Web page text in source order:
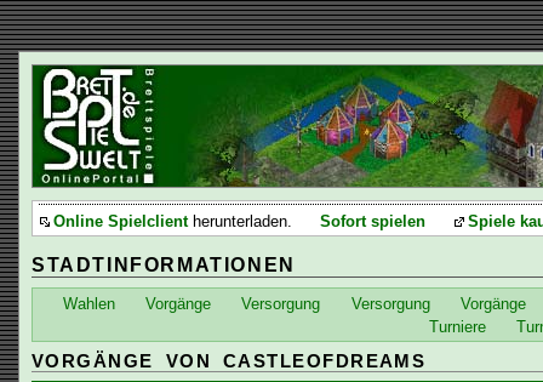
Online Spielclientherunterladen. Sofort spielen Spiele
STADTINFORMATIONEN
Wahlen Vorgänge Versorgung Versorgung
Vorgänge
Turniere
VORGÄNGE VON CASTLEOFDREAMS